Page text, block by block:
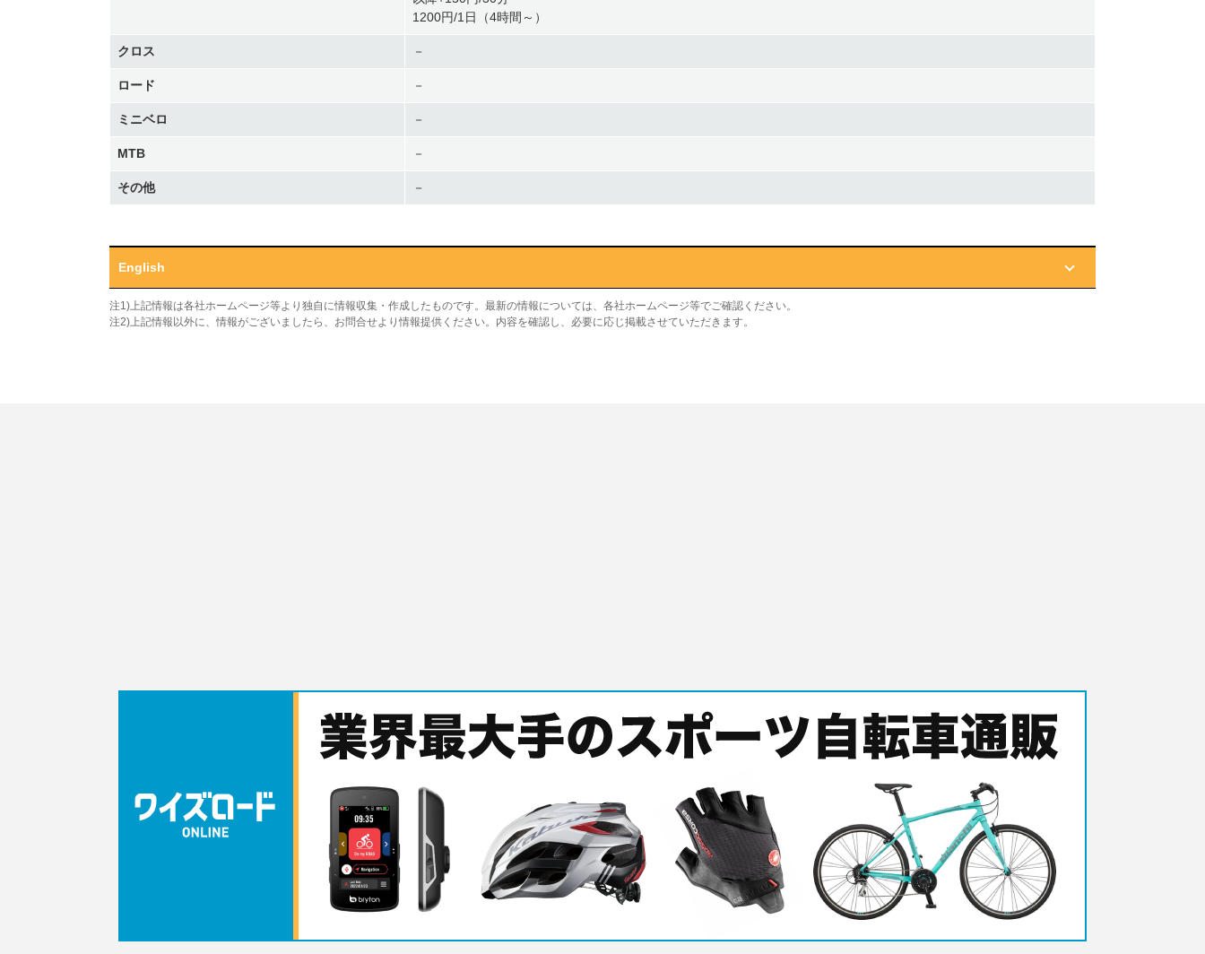
1200円/1日（4時間～）
クロス －
ロード －
ミニベロ －
MTB －
その他 －
English
注1)上記情報は各社ホームページ等より独自に情報収集・作成したものです。最新の情報については、各社ホームページ等でご確認ください。
注2)上記情報以外に、情報がございましたら、お問合せより情報提供ください。内容を確認し、必要に応じ掲載させていただきます。